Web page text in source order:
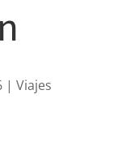
Viajes